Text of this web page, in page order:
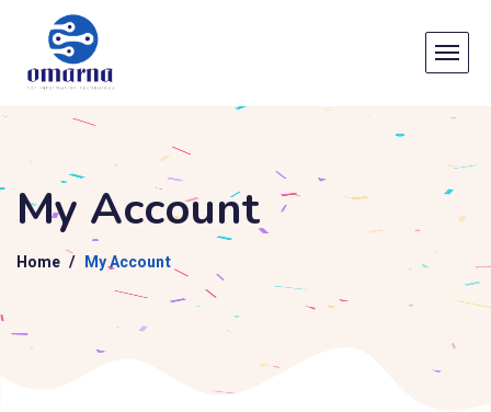
My Account
Home My Account